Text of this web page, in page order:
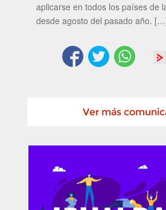
aplicarse en todos los países de
desde agosto del pasado año.
Ver más